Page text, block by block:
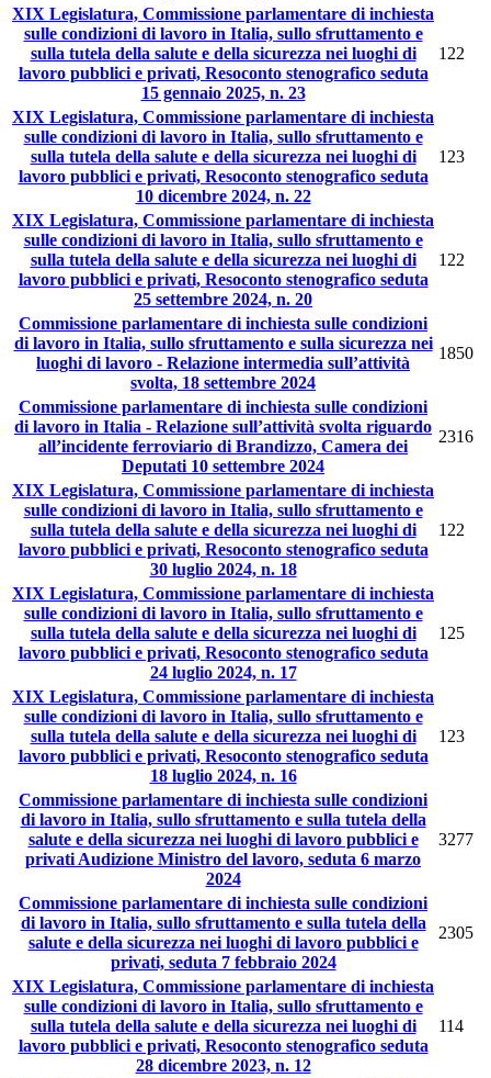
XIX Legislatura, Commissione parlamentare di inchiesta
sulle condizioni di lavoro in Italia, sullo sfruttamento e
sulla tutela della salute e della sicurezza nei luoghi di
lavoro pubblici e privati, Resoconto stenografico seduta
15 gennaio 2025, n. 23
122
XIX Legislatura, Commissione parlamentare di inchiesta
sulle condizioni di lavoro in Italia, sullo sfruttamento e
sulla tutela della salute e della sicurezza nei luoghi di
lavoro pubblici e privati, Resoconto stenografico seduta
10 dicembre 2024, n. 22
123
XIX Legislatura, Commissione parlamentare di inchiesta
sulle condizioni di lavoro in Italia, sullo sfruttamento e
sulla tutela della salute e della sicurezza nei luoghi di
lavoro pubblici e privati, Resoconto stenografico seduta
25 settembre 2024, n. 20
122
Commissione parlamentare di inchiesta sulle condizioni
di lavoro in Italia, sullo sfruttamento e sulla sicurezza nei
luoghi di lavoro - Relazione intermedia sull’attività
svolta, 18 settembre 2024
1850
Commissione parlamentare di inchiesta sulle condizioni
di lavoro in Italia - Relazione sull’attività svolta riguardo
all’incidente ferroviario di Brandizzo, Camera dei
Deputati 10 settembre 2024
2316
XIX Legislatura, Commissione parlamentare di inchiesta
sulle condizioni di lavoro in Italia, sullo sfruttamento e
sulla tutela della salute e della sicurezza nei luoghi di
lavoro pubblici e privati, Resoconto stenografico seduta
30 luglio 2024, n. 18
122
XIX Legislatura, Commissione parlamentare di inchiesta
sulle condizioni di lavoro in Italia, sullo sfruttamento e
sulla tutela della salute e della sicurezza nei luoghi di
lavoro pubblici e privati, Resoconto stenografico seduta
24 luglio 2024, n. 17
125
XIX Legislatura, Commissione parlamentare di inchiesta
sulle condizioni di lavoro in Italia, sullo sfruttamento e
sulla tutela della salute e della sicurezza nei luoghi di
lavoro pubblici e privati, Resoconto stenografico seduta
18 luglio 2024, n. 16
123
Commissione parlamentare di inchiesta sulle condizioni
di lavoro in Italia, sullo sfruttamento e sulla tutela della
salute e della sicurezza nei luoghi di lavoro pubblici e
privati Audizione Ministro del lavoro, seduta 6 marzo
2024
3277
Commissione parlamentare di inchiesta sulle condizioni
di lavoro in Italia, sullo sfruttamento e sulla tutela della
salute e della sicurezza nei luoghi di lavoro pubblici e
privati, seduta 7 febbraio 2024
2305
XIX Legislatura, Commissione parlamentare di inchiesta
sulle condizioni di lavoro in Italia, sullo sfruttamento e
sulla tutela della salute e della sicurezza nei luoghi di
lavoro pubblici e privati, Resoconto stenografico seduta
28 dicembre 2023, n. 12
114